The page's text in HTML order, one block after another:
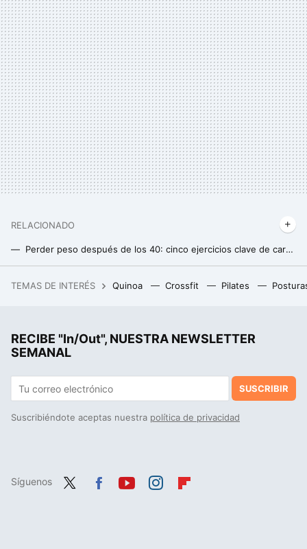
RELACIONADO
Perder peso después de los 40: cinco ejercicios clave de cardio
Acabó harto de freír huevos en el Landa. Ahora tiene en Burgos el único estrella Michelin ubicado en pleno Camino de Santiago
TEMAS DE INTERÉS Quinoa Crossfit Pilates
RECIBE "In/Out", NUESTRA NEWSLETTER
SEMANAL
SUSCRIBIR
Suscribiéndote aceptas nuestra política de privacidad
Síguenos